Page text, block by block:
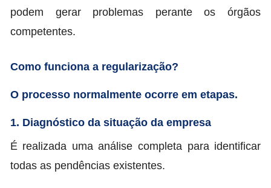
podem gerar problemas perante os órgãos
competentes.
Como funciona a regularização?
O processo normalmente ocorre em etapas.
1. Diagnóstico da situação da empresa
É realizada uma análise completa para identificar
todas as pendências existentes.